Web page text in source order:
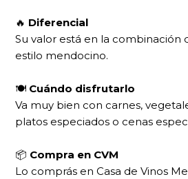
🔥 Diferencial
Su valor está en la combinación
estilo mendocino.
🍽 Cuándo disfrutarlo
Va muy bien con carnes,
platos especiados o cenas
📦 Compra en CVM
Lo comprás en Casa de Vinos